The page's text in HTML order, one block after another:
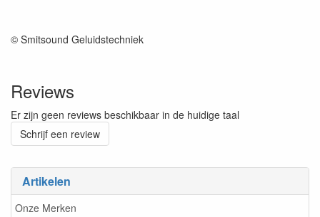
Artikelen
Onze Merken
© Smitsound Geluidstechniek
Reviews
Er zijn geen reviews beschikbaar in de huidige taal
Schrijf een review